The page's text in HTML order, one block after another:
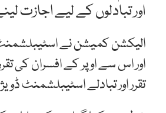
اور تبادلوں کے لیے اجازت
تقرر اور تبادلے اسٹیبلشمنٹ